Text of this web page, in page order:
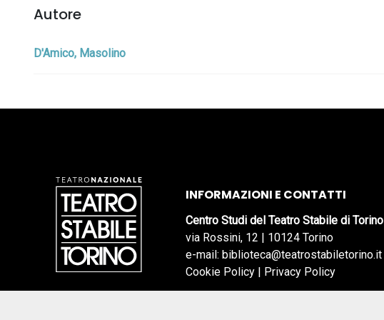
Autore
D'Amico, Masolino
INFORMAZIONI E CONTATTI
Centro Studi del Teatro Stabile di Torino
via Rossini, 12 | 10124 Torino
e-mail: biblioteca@teatrostabiletorino.it
Cookie Policy | Privacy Policy